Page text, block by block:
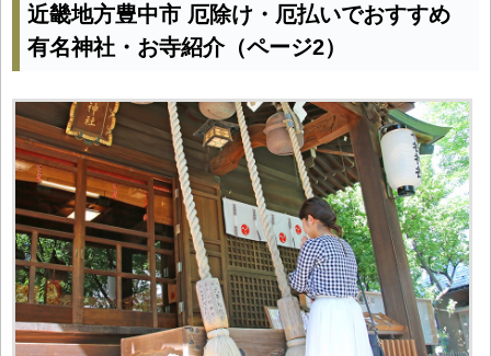
近畿地方豊中市 厄除け・厄払いでおすすめ
有名神社・お寺紹介（ページ2）